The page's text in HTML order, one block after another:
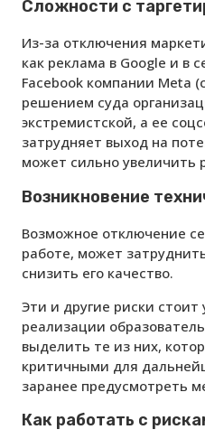
Сложности с
Из-за отключения
как реклама в Google и в
Facebook компании Meta
решением суда
экстремистской, а ее
затрудняет выход на
может сильно увеличить
Возникновение
Возможное отключение
работе, может
снизить его качество.
Эти и другие риски
реализации
выделить те из них,
критичными для
заранее предусмотреть
Как работать с